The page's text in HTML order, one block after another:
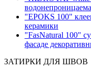
"EPOKS 100"
керамики
"FasNatural 100"
фасаде
ЗАТИРКИ ДЛЯ ШВОВ